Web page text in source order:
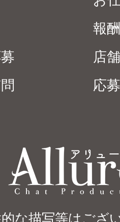
報
店
応
な描写等はござ